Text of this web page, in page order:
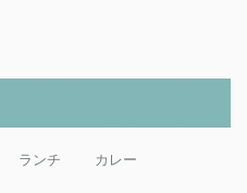
ランチ カレー